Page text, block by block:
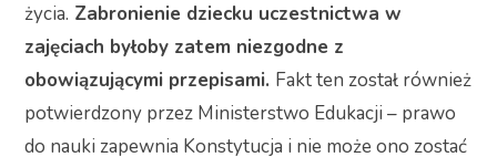
życia. Zabronienie dziecku uczestnictwa w
zajęciach byłoby zatem niezgodne z
obowiązującymi przepisami. Fakt ten został również
potwierdzony przez Ministerstwo Edukacji – prawo
do nauki zapewnia Konstytucja i nie może ono zostać